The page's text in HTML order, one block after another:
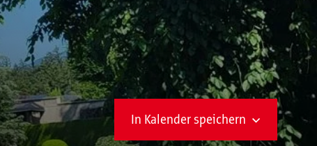
In Kalender speichern